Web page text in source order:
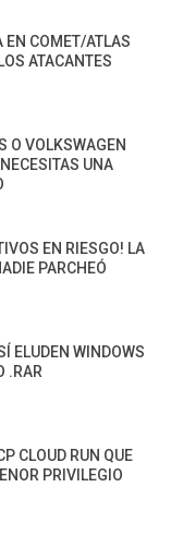
EN COMET/ATLAS
ATACANTES
O VOLKSWAGEN
UNA
EN RIESGO! LA
PARCHEÓ
ELUDEN WINDOWS
.RAR
CLOUD RUN QUE
PRIVILEGIO